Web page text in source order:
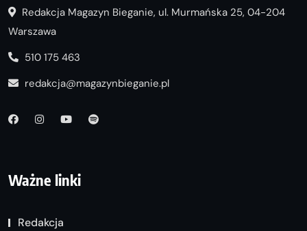
Redakcja Magazyn Bieganie, ul. Murmańska 25, 04-204
Warszawa
510 175 463
redakcja@magazynbieganie.pl
Ważne linki
Redakcja